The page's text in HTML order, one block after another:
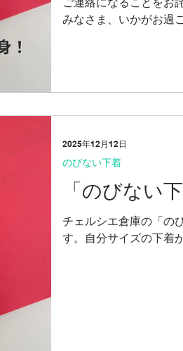
みなさま、いかがお過
すが、ここに来てもう
つつある変化に応じて
までと違った形で臨む
ようなものか、ごく簡
できる範囲になりま
CHELSEASOUKOサ
夏以降の動向（予定）
店舗 「NOBINAI・のび
「のびない
チェルシエ倉庫の「の
す。自分サイズの下着
のびない下着
2025年12月12日